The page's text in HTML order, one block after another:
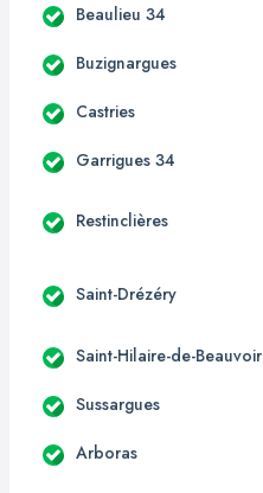
Beaulieu 34
Buzignargues
Castries
Garrigues 34
Restinclières
Saint-Drézéry
Saint-Hilaire-de-Beauvoir
Sussargues
Arboras